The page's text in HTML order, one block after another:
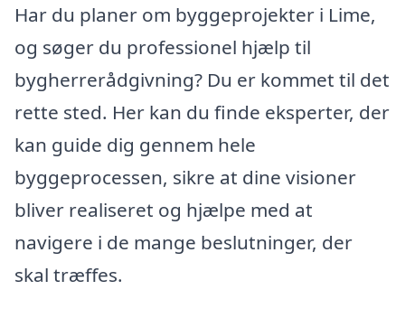
Har du planer om byggeprojekter i Lime,
og søger du professionel hjælp til
bygherrerådgivning? Du er kommet til det
rette sted. Her kan du finde eksperter, der
kan guide dig gennem hele
byggeprocessen, sikre at dine visioner
bliver realiseret og hjælpe med at
navigere i de mange beslutninger, der
skal træffes.